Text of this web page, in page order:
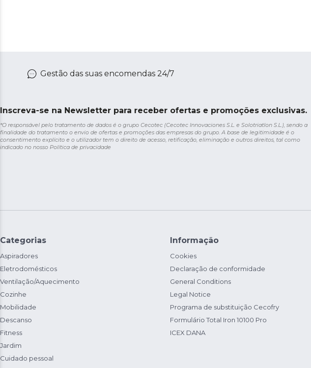
Gestão das suas encomendas 24/7
Inscreva-se na Newsletter para receber ofertas e promoções exclusivas.
*O responsável pelo tratamento de dados é o grupo Cecotec (Cecotec Innovaciones S.L. e Solotriatlon S.L.), sendo a
finalidade do tratamento o envio de ofertas e promoções das empresas do grupo. A base de legitimidade é o
consentimento explícito e o utilizador tem o direito de acesso, retificação, eliminação e outros direitos, tal como
indicado no nosso Política de privacidade
Categorias
Aspiradores
Eletrodomésticos
Ventilação/Aquecimento
Cozinhe
Mobilidade
Descanso
Fitness
Jardim
Cuidado pessoal
Informação
Cookies
Declaração de conformidade
General Conditions
Legal Notice
Programa de substituição Cecofry
Formulário Total Iron 10100 Pro
ICEX DANA